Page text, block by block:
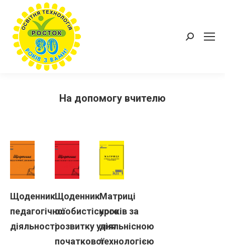
Пошук:
На допомогу вчителю
Щоденник
педагогічної
діяльності
Щоденник
особистісного
розвитку учня
початкової
Матриці
уроків за
діяльнісною
технологією